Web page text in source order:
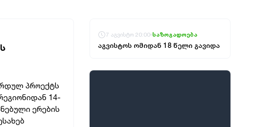
პროექტს
14-
ერების
7 აგვისტო 20:00 საზოგადოება
აგვისტოს ომიდან 18 წელი გავიდა